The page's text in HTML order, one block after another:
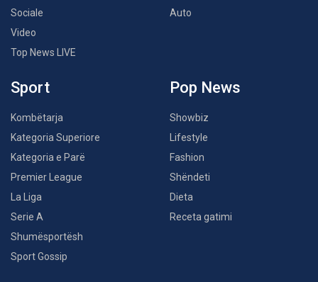
Sociale
Video
Top News LIVE
Auto
Sport
Kombëtarja
Kategoria Superiore
Kategoria e Parë
Premier League
La Liga
Serie A
Shumësportësh
Sport Gossip
Pop News
Showbiz
Lifestyle
Fashion
Shëndeti
Dieta
Receta gatimi